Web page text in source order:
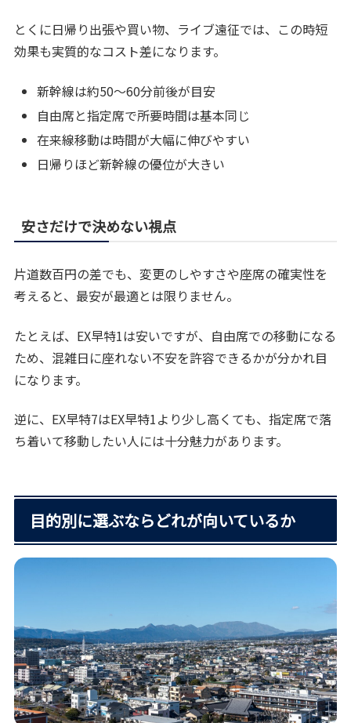
とくに日帰り出張や買い物、ライブ遠征では、この時短
効果も実質的なコスト差になります。
新幹線は約50〜60分前後が目安
自由席と指定席で所要時間は基本同じ
在来線移動は時間が大幅に伸びやすい
日帰りほど新幹線の優位が大きい
安さだけで決めない視点
片道数百円の差でも、変更のしやすさや座席の確実性を
考えると、最安が最適とは限りません。
たとえば、EX早特1は安いですが、自由席での移動になる
ため、混雑日に座れない不安を許容できるかが分かれ目
になります。
逆に、EX早特7はEX早特1より少し高くても、指定席で落
ち着いて移動したい人には十分魅力があります。
目的別に選ぶならどれが向いているか